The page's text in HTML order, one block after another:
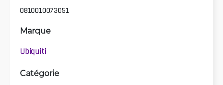
0810010073051
Marque
Ubiquiti
Catégorie